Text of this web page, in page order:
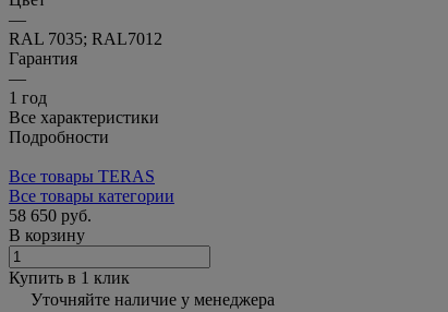
—
RAL 7035; RAL7012
Гарантия
—
1 год
Все характеристики
Подробности
Все товары TERAS
Все товары категории
58 650 руб.
В корзину
Купить в 1 клик
Уточняйте наличие у менеджера